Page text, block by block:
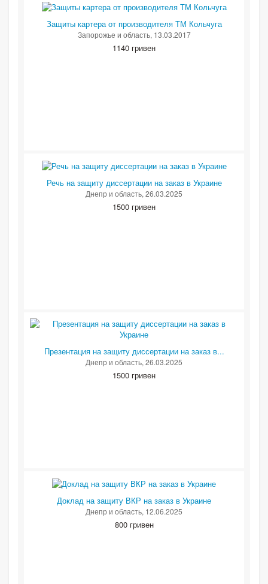
Защиты картера от производителя ТМ Кольчуга
Запорожье и область, 13.03.2017
1140 гривен
Речь на защиту диссертации на заказ в Украине
Днепр и область, 26.03.2025
1500 гривен
Презентация на защиту диссертации на заказ в...
Днепр и область, 26.03.2025
1500 гривен
Доклад на защиту ВКР на заказ в Украине
Днепр и область, 12.06.2025
800 гривен